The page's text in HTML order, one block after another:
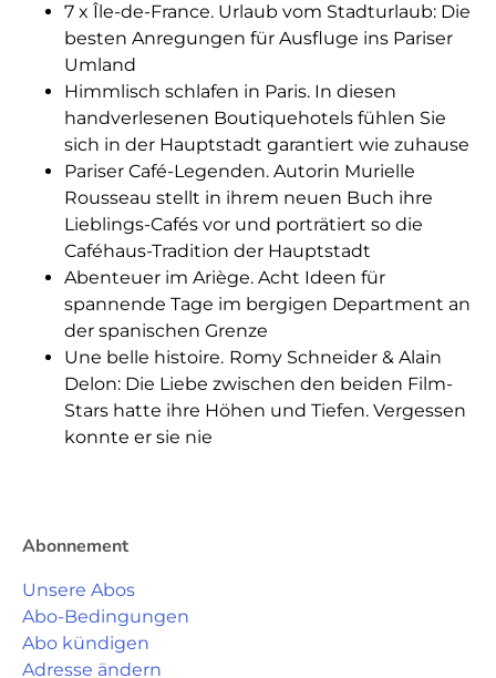
7 x Île-de-France. Urlaub vom Stadturlaub: Die
besten Anregungen für Ausfluge ins Pariser
Umland
Himmlisch schlafen in Paris. In diesen
handverlesenen Boutiquehotels fühlen Sie
sich in der Hauptstadt garantiert wie zuhause
Pariser Café-Legenden. Autorin Murielle
Rousseau stellt in ihrem neuen Buch ihre
Lieblings-Cafés vor und porträtiert so die
Caféhaus-Tradition der Hauptstadt
Abenteuer im Ariège. Acht Ideen für
spannende Tage im bergigen Department an
der spanischen Grenze
Une belle histoire. Romy Schneider & Alain
Delon: Die Liebe zwischen den beiden Film-
Stars hatte ihre Höhen und Tiefen. Vergessen
konnte er sie nie
Abonnement
Unsere Abos
Abo-Bedingungen
Abo kündigen
Adresse ändern